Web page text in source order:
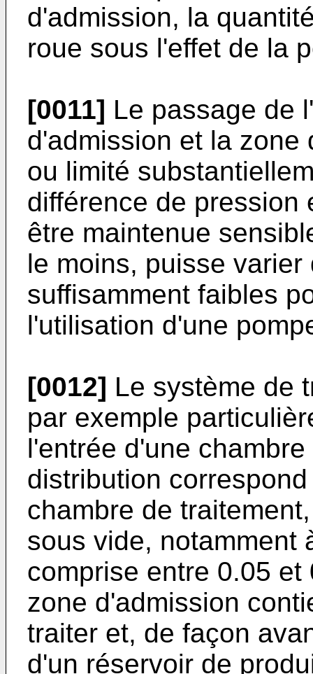
d'admission, la
roue sous l'effet de la
[0011] Le passage de
d'admission et la zone
ou limité
différence de pression
être maintenue
le moins, puisse
suffisamment faibles
l'utilisation d'une
[0012] Le système de
par exemple
l'entrée d'une
distribution
chambre de
sous vide, notamment
comprise entre 0.05
zone d'admission
traiter et, de façon
d'un réservoir de